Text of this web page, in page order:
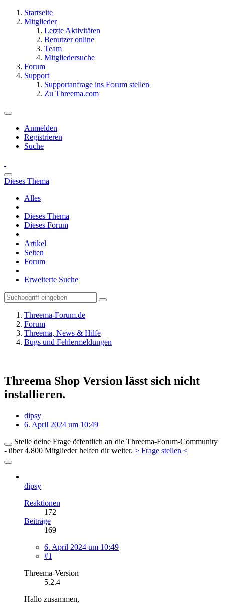
Startseite
Mitglieder
Letzte Aktivitäten
Benutzer online
Team
Mitgliedersuche
Forum
Support
Supportanfrage ins Forum stellen
Zu Threema.com
Anmelden
Registrieren
Suche
Dieses Thema
Alles
Dieses Thema
Dieses Forum
Artikel
Seiten
Forum
Erweiterte Suche
Threema-Forum.de
Forum
Threema, News & Hilfe
Bugs und Fehlermeldungen
Threema Shop Version lässt sich nicht
installieren.
dipsy
6. April 2024 um 10:49
Stelle deine Frage öffentlich an die Threema-Forum-Community
- über 4.800 Mitglieder helfen dir weiter. > Frage stellen <
dipsy
Reaktionen
172
Beiträge
169
6. April 2024 um 10:49
#1
Threema-Version
5.2.4
Hallo zusammen,